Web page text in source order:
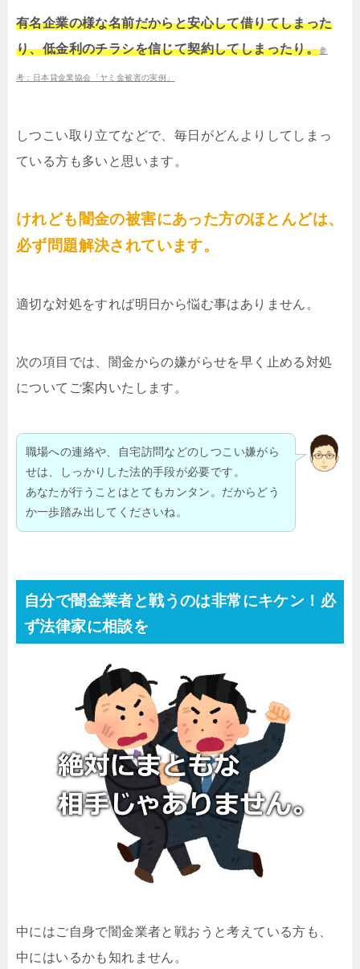
有名企業の様な名前だからと安心して借りてしまった
り、低金利のチラシを信じて契約してしまったり。参
考：日本貸金業協会「ヤミ金被害の実例」
しつこい取り立てなどで、毎日がどんよりしてしまっ
ている方も多いと思います。
けれども闇金の被害にあった方のほとんどは、
必ず問題解決されています。
適切な対処をすれば明日から悩む事はありません。
次の項目では、闇金からの嫌がらせを早く止める対処
についてご案内いたします。
職場への連絡や、自宅訪問などのしつこい嫌がら
せは、しっかりした法的手段が必要です。
あなたが行うことはとてもカンタン。だからどう
か一歩踏み出してくださいね。
自分で闇金業者と戦うのは非常にキケン！必
ず法律家に相談を
中にはご自身で闇金業者と戦おうと考えている方も、
中にはいるかも知れません。